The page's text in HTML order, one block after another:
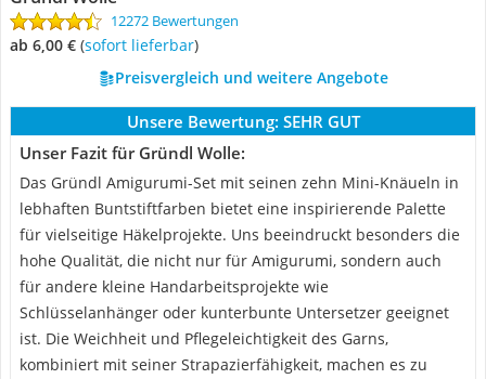
12272 Bewertungen
ab 6,00 € ( Sofort lieferbar)
Preisvergleich und weitere Angebote
Unsere Bewertung: SEHR GUT
Unser Fazit für Gründl Wolle:
Das Gründl Amigurumi-Set mit seinen zehn Mini-Knäueln in
lebhaften Buntstiftfarben bietet eine inspirierende Palette
für vielseitige Häkelprojekte. Uns beeindruckt besonders die
hohe Qualität, die nicht nur für Amigurumi, sondern auch
für andere kleine Handarbeitsprojekte wie
Schlüsselanhänger oder kunterbunte Untersetzer geeignet
ist. Die Weichheit und Pflegeleichtigkeit des Garns,
kombiniert mit seiner Strapazierfähigkeit, machen es zu